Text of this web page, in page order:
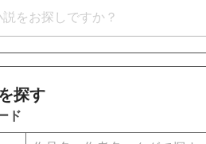
探す
ド